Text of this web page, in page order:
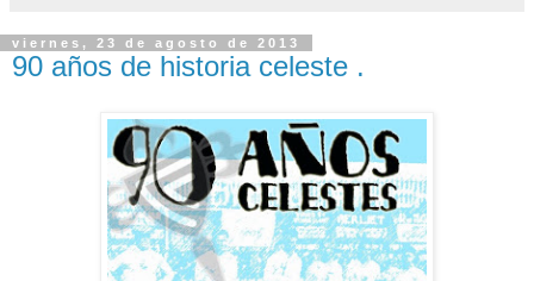
viernes, 23 de agosto de 2013
90 años de historia celeste .